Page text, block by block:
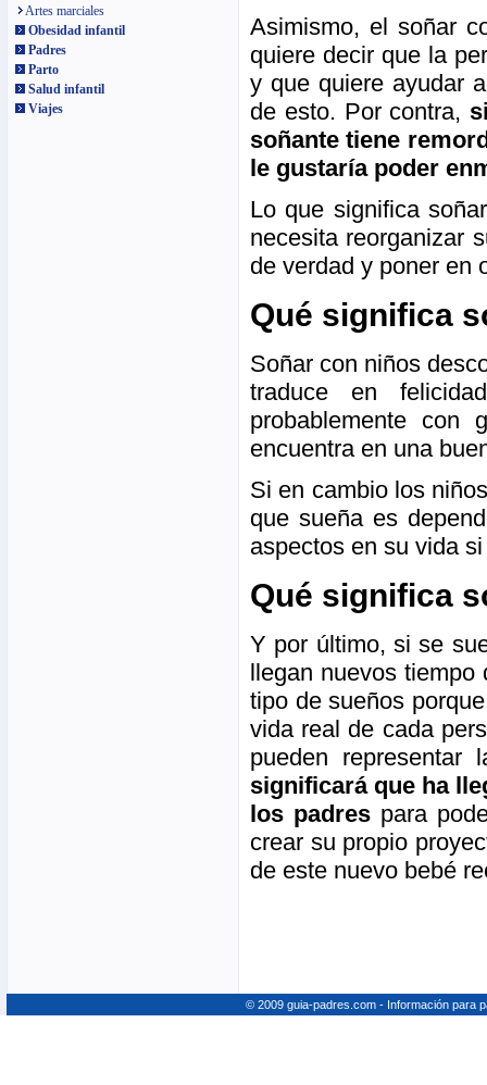
Artes marciales
Obesidad infantil
Padres
Parto
Salud infantil
Viajes
Asimismo, el soñar
quiere decir que la
y que quiere ayudar
de esto. Por contra,
soñante tiene
le gustaría poder
Lo que significa
necesita reorganizar
de verdad y poner en
Qué significa
Soñar con niños
traduce en
probablemente con
encuentra en una
Si en cambio los
que sueña es
aspectos en su vida
Qué significa
Y por último, si se
llegan nuevos
tipo de sueños
vida real de cada
pueden
significará que ha
los padrespara
crear su propio
de este nuevo bebé
© 2009 guia-padres.com - Información para